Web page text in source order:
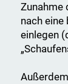
Zunahme
nach
einlegen